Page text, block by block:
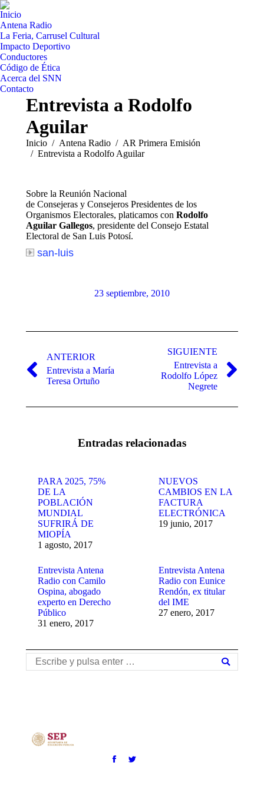
Inicio
Antena Radio
La Feria, Carrusel Cultural
Impacto Deportivo
Conductores
Código de Ética
Acerca del SNN
Contacto
Entrevista a Rodolfo
Aguilar
Estás aquí:
Inicio Antena Radio
AR Primera Emisión
Entrevista a Rodolfo Aguilar
Sobre la Reunión Nacional
de Consejeras y Consejeros Presidentes de los
Organismos Electorales, platicamos con Rodolfo
Aguilar Gallegos, presidente del Consejo Estatal
Electoral de San Luis Potosí.
san-luis
23 septiembre, 2010
entre
publicaciones
ANTERIOR
Publicación
anterior:
Entrevista a María
Teresa Ortuño
SIGUIENTE
Publicación
Entrevista a
Rodolfo López
Negrete
Entradas relacionadas
PARA 2025, 75%
DE LA
POBLACIÓN
MUNDIAL
SUFRIRÁ DE
MIOPÍA
1 agosto, 2017
NUEVOS
CAMBIOS EN LA
FACTURA
ELECTRÓNICA
19 junio, 2017
Entrevista Antena
Radio con Camilo
Ospina, abogado
experto en Derecho
Público
31 enero, 2017
Entrevista Antena
Radio con Eunice
Rendón, ex titular
del IME
27 enero, 2017
Buscar: